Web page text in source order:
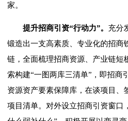
家。
提升招商引资“行动力”。 充分
锻造出一支高素质、专业化的招商
链，全面梳理招商资源、产业链短
索构建“一图两库三清单”，即招商
资源资产要素保障库，在谈项目、
项目清单。对外设立招商引资窗口